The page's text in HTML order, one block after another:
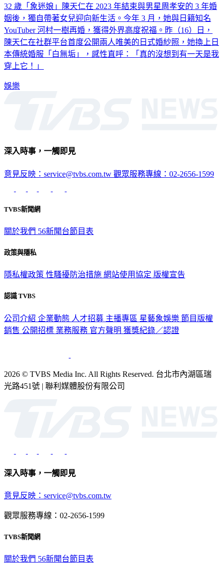
32 歲「象迷娘」陳天仁在 2023 年結束與男星周孝安的 3 年婚
姻後，獨自帶著女兒迎向新生活。今年 3 月，她與日籍知名
YouTuber 河村一樹再婚，獲得外界高度祝福。昨（16）日，
陳天仁在社群平台首度公開兩人唯美的日式婚紗照，她換上日
本傳統婚服「白無垢」，感性直呼：「真的沒想到有一天是我
穿上它！」
娛樂
深入時事，一觸即見
意見反映：service@tvbs.com.tw 觀眾服務專線：02-2656-1599
TVBS新聞網
關於我們 56新聞台節目表
政策與隱私
隱私權政策 性騷擾防治措施 網站使用協定 版權宣告
認識 TVBS
公司介紹 企業動態 人才招募 主播專區 星藝象娛樂 節目版權
銷售 公開招標 業務服務 官方聲明 獲獎紀錄／認證
2026 © TVBS Media Inc. All Rights Reserved. 台北市內湖區瑞
光路451號 | 聯利媒體股份有限公司
深入時事，一觸即見
意見反映：service@tvbs.com.tw
觀眾服務專線：02-2656-1599
TVBS新聞網
關於我們 56新聞台節目表